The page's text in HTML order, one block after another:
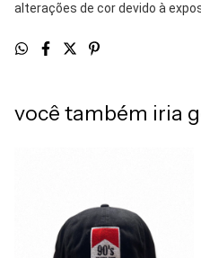
alterações de cor devido à
você também iria